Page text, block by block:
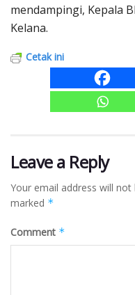
mendampingi, Kepala
Kelana.
Cetak ini
Leave a Reply
Your email address will not
marked *
Comment *